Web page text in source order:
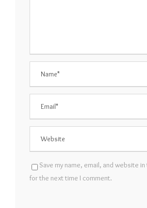
Save my name, email, and website
for the next time I comment.